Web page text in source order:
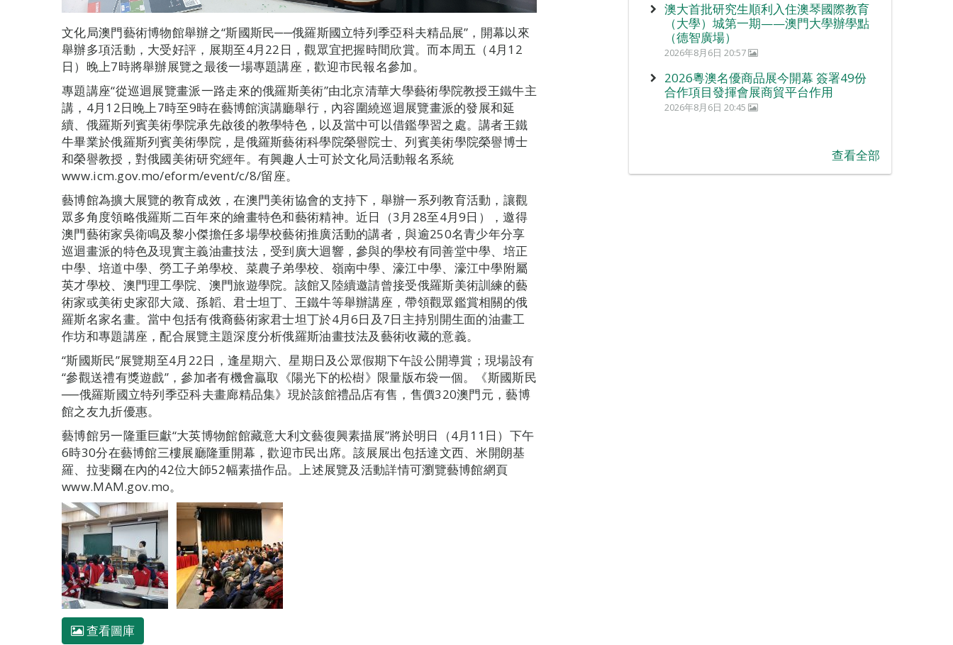
文化局澳門藝術博物館舉辦之“斯國斯民──俄羅斯國立特列季亞科夫精品展”，開幕以來
舉辦多項活動，大受好評，展期至4月22日，觀眾宜把握時間欣賞。而本周五（4月12
日）晚上7時將舉辦展覽之最後一場專題講座，歡迎市民報名參加。
專題講座“從巡迴展覽畫派一路走來的俄羅斯美術”由北京清華大學藝術學院教授王鐵牛主
講，4月12日晚上7時至9時在藝博館演講廳舉行，內容圍繞巡迴展覽畫派的發展和延
續、俄羅斯列賓美術學院承先啟後的教學特色，以及當中可以借鑑學習之處。講者王鐵
牛畢業於俄羅斯列賓美術學院，是俄羅斯藝術科學院榮譽院士、列賓美術學院榮譽博士
和榮譽教授，對俄國美術研究經年。有興趣人士可於文化局活動報名系統
www.icm.gov.mo/eform/event/c/8/留座。
藝博館為擴大展覽的教育成效，在澳門美術協會的支持下，舉辦一系列教育活動，讓觀
眾多角度領略俄羅斯二百年來的繪畫特色和藝術精神。近日（3月28至4月9日），邀得
澳門藝術家吳衛鳴及黎小傑擔任多場學校藝術推廣活動的講者，與逾250名青少年分享
巡迴畫派的特色及現實主義油畫技法，受到廣大迴響，參與的學校有同善堂中學、培正
中學、培道中學、勞工子弟學校、菜農子弟學校、嶺南中學、濠江中學、濠江中學附屬
英才學校、澳門理工學院、澳門旅遊學院。該館又陸續邀請曾接受俄羅斯美術訓練的藝
術家或美術史家邵大箴、孫韜、君士坦丁、王鐵牛等舉辦講座，帶領觀眾鑑賞相關的俄
羅斯名家名畫。當中包括有俄裔藝術家君士坦丁於4月6日及7日主持別開生面的油畫工
作坊和專題講座，配合展覽主題深度分析俄羅斯油畫技法及藝術收藏的意義。
“斯國斯民”展覽期至4月22日，逢星期六、星期日及公眾假期下午設公開導賞；現場設有
“參觀送禮有獎遊戲”，參加者有機會贏取《陽光下的松樹》限量版布袋一個。《斯國斯民
──俄羅斯國立特列季亞科夫畫廊精品集》現於該館禮品店有售，售價320澳門元，藝博
館之友九折優惠。
藝博館另一隆重巨獻“大英博物館館藏意大利文藝復興素描展”將於明日（4月11日）下午
6時30分在藝博館三樓展廳隆重開幕，歡迎市民出席。該展展出包括達文西、米開朗基
羅、拉斐爾在內的42位大師52幅素描作品。上述展覽及活動詳情可瀏覽藝博館網頁
www.MAM.gov.mo。
查看圖庫
澳大首批研究生順利入住澳琴國際教育
（大學）城第一期——澳門大學辦學點
（德智廣場）
2026年8月6日 20:57
2026粵澳名優商品展今開幕 簽署49份
合作項目發揮會展商貿平台作用
2026年8月6日 20:45
查看全部